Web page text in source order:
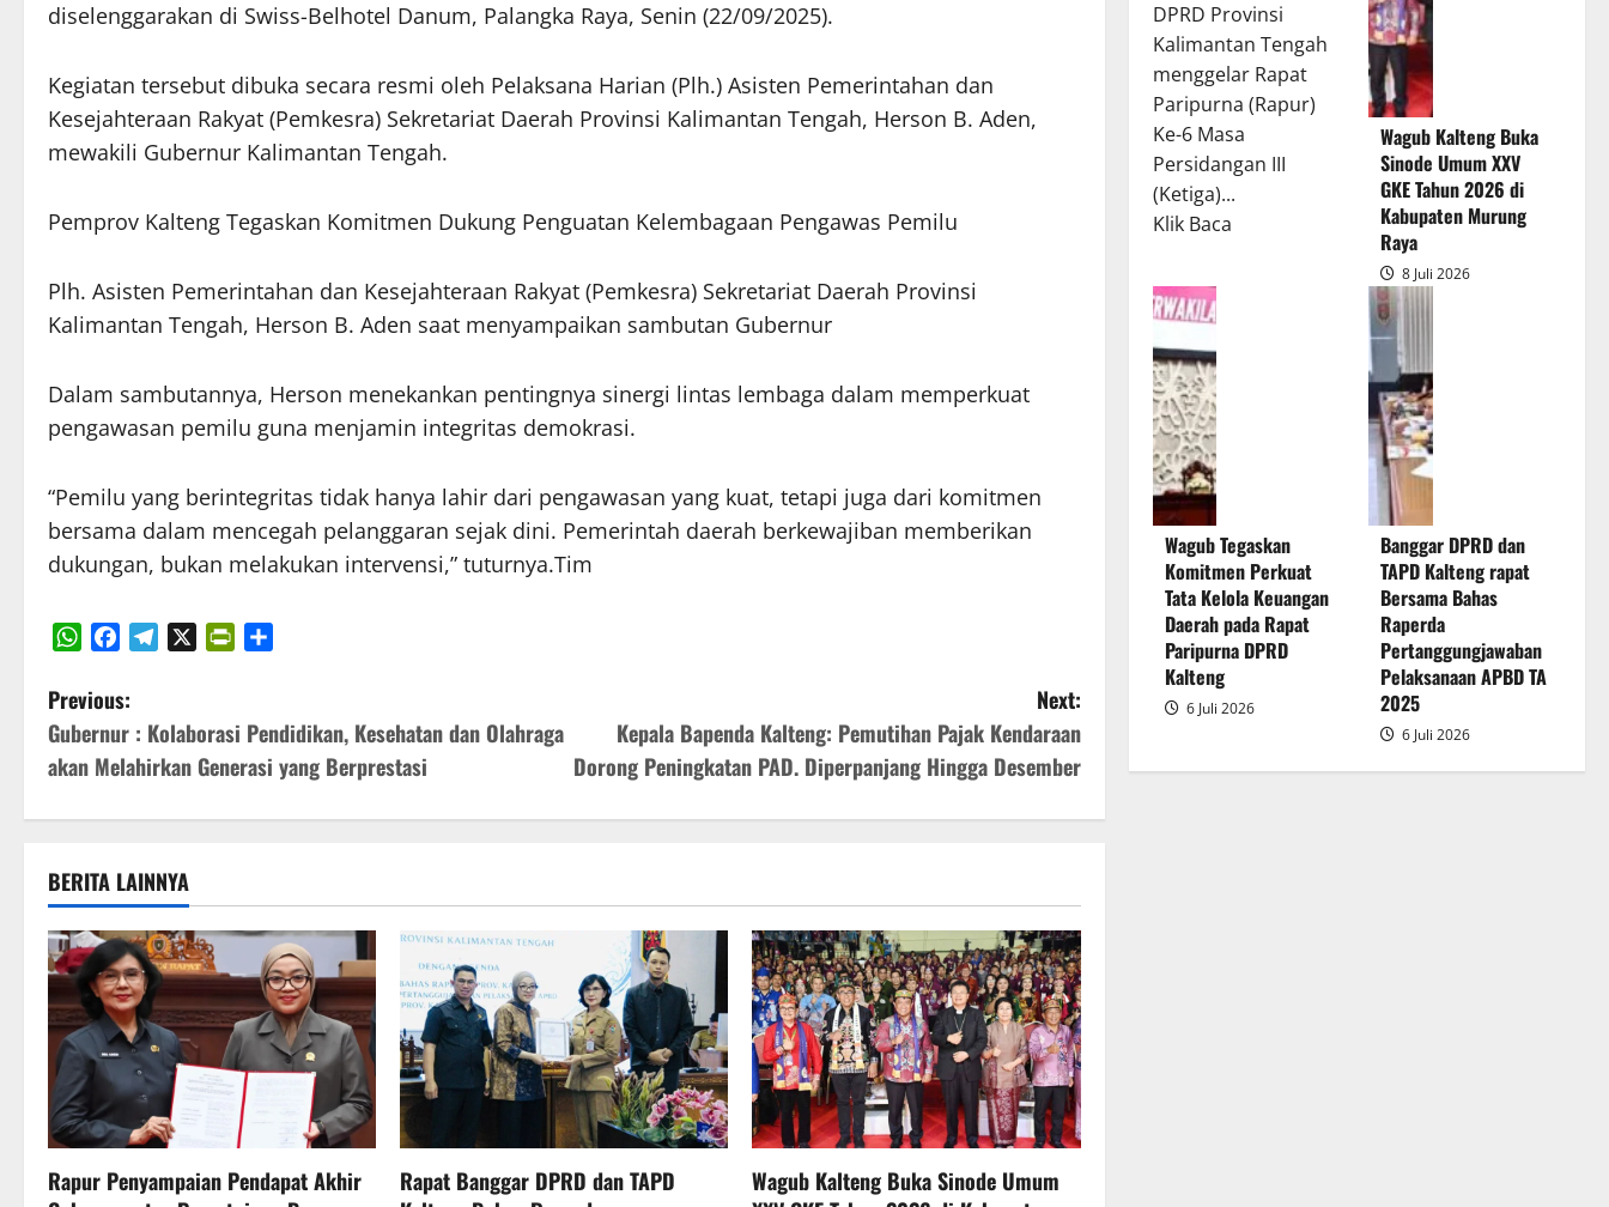
diselenggarakan di Swiss-Belhotel Danum, Palangka Raya, Senin (22/09/2025).
Kegiatan tersebut dibuka secara resmi oleh Pelaksana Harian (Plh.) Asisten Pemerintahan dan
Kesejahteraan Rakyat (Pemkesra) Sekretariat Daerah Provinsi Kalimantan Tengah, Herson B. Aden,
mewakili Gubernur Kalimantan Tengah.
Pemprov Kalteng Tegaskan Komitmen Dukung Penguatan Kelembagaan Pengawas Pemilu
Plh. Asisten Pemerintahan dan Kesejahteraan Rakyat (Pemkesra) Sekretariat Daerah Provinsi
Kalimantan Tengah, Herson B. Aden saat menyampaikan sambutan Gubernur
Dalam sambutannya, Herson menekankan pentingnya sinergi lintas lembaga dalam memperkuat
pengawasan pemilu guna menjamin integritas demokrasi.
“Pemilu yang berintegritas tidak hanya lahir dari pengawasan yang kuat, tetapi juga dari komitmen
bersama dalam mencegah pelanggaran sejak dini. Pemerintah daerah berkewajiban memberikan
dukungan, bukan melakukan intervensi,” tuturnya.Tim
P
o
s
n
a
v
g
a
Previous:
Gubernur : Kolaborasi Pendidikan, Kesehatan dan Olahraga
akan Melahirkan Generasi yang Berprestasi
Next:
Kepala Bapenda Kalteng: Pemutihan Pajak Kendaraan
Dorong Peningkatan PAD. Diperpanjang Hingga Desember
BERITA LAINNYA
Rapur Penyampaian Pendapat Akhir
Rapat Banggar DPRD dan TAPD
Wagub Kalteng Buka Sinode Umum
DPRD Provinsi
Kalimantan Tengah
menggelar Rapat
Paripurna (Rapur)
Ke-6 Masa
Persidangan III
(Ketiga)...
Klik BacaRead
Raperda
Pertanggungjawaban
Pelaksanaan
APBD
Wagub Kalteng Buka
Sinode Umum XXV
GKE Tahun 2026 di
Kabupaten Murung
Raya
8 Juli 2026
Wagub Tegaskan
Komitmen Perkuat
Tata Kelola Keuangan
Daerah pada Rapat
Paripurna DPRD
Kalteng
6 Juli 2026
Banggar DPRD dan
TAPD Kalteng rapat
Bersama Bahas
Raperda
Pertanggungjawaban
Pelaksanaan APBD TA
2025
6 Juli 2026